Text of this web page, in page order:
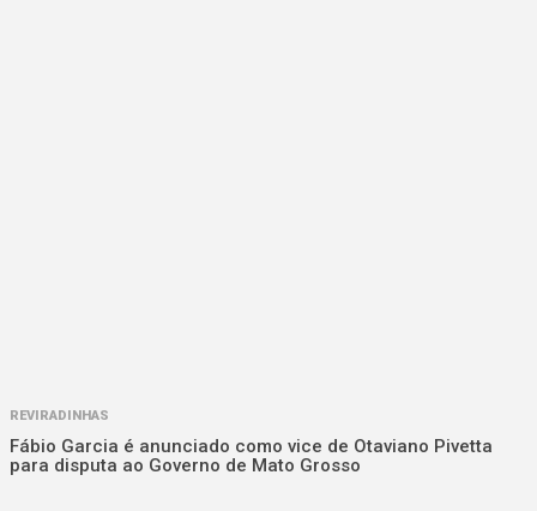
REVIRADINHAS
Fábio Garcia é anunciado como vice de Otaviano Pivetta
para disputa ao Governo de Mato Grosso